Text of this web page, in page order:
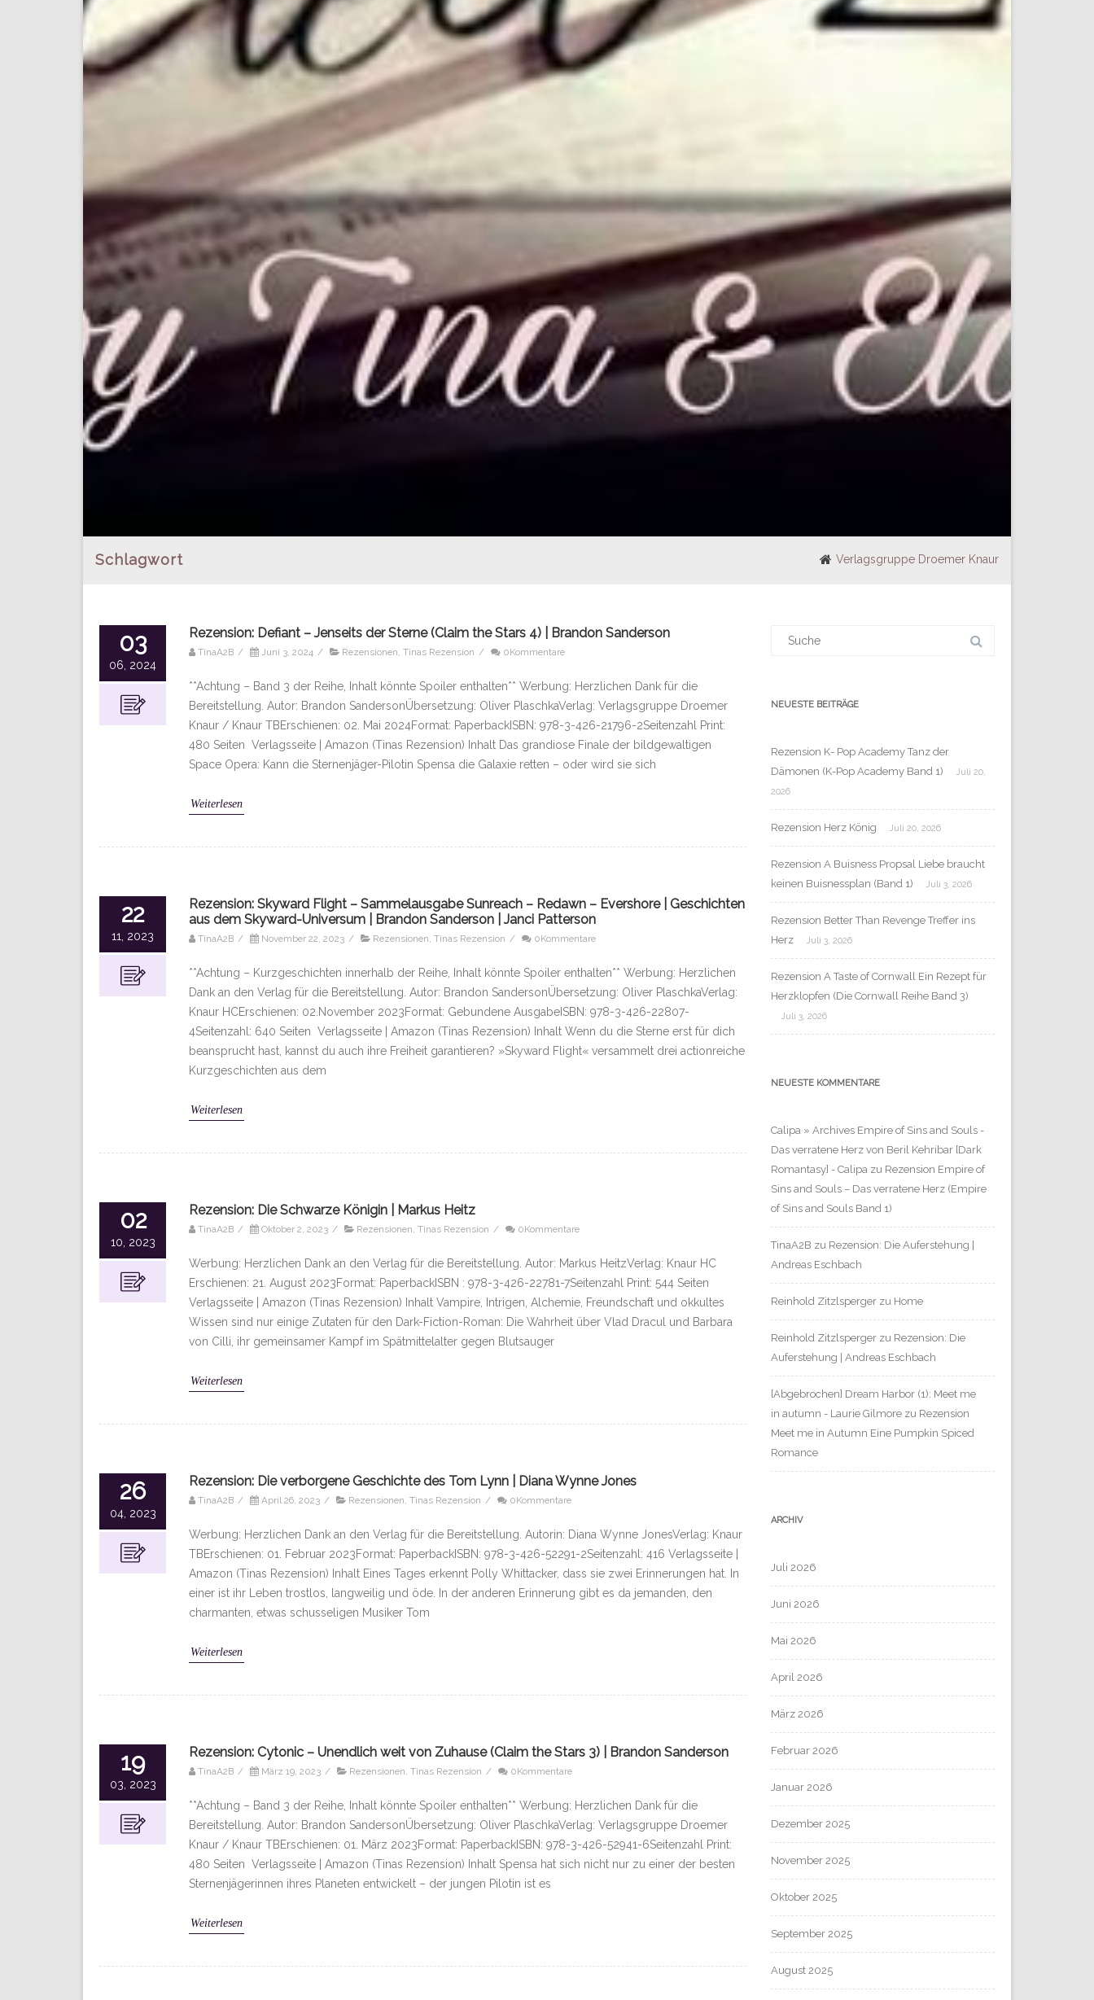
Schlagwort Verlagsgruppe Droemer Knaur
03
06, 2024
Rezension: Defiant – Jenseits der Sterne (Claim the Stars 4) | Brandon Sanderson
TinaA2B / Juni 3, 2024 / Rezensionen, Tinas Rezension / 0Kommentare
**Achtung – Band 3 der Reihe, Inhalt könnte Spoiler enthalten** Werbung: Herzlichen Dank für die
Bereitstellung. Autor: Brandon SandersonÜbersetzung: Oliver PlaschkaVerlag: Verlagsgruppe Droemer
Knaur / Knaur TBErschienen: 02. Mai 2024Format: PaperbackISBN: 978-3-426-21796-2Seitenzahl Print:
480 Seiten Verlagsseite | Amazon (Tinas Rezension) Inhalt Das grandiose Finale der bildgewaltigen
Space Opera: Kann die Sternenjäger-Pilotin Spensa die Galaxie retten – oder wird sie sich
Weiterlesen
22
11, 2023
Rezension: Skyward Flight – Sammelausgabe Sunreach – Redawn – Evershore | Geschichten
aus dem Skyward-Universum | Brandon Sanderson | Janci Patterson
TinaA2B / November 22, 2023 / Rezensionen, Tinas Rezension / 0Kommentare
**Achtung – Kurzgeschichten innerhalb der Reihe, Inhalt könnte Spoiler enthalten** Werbung: Herzlichen
Dank an den Verlag für die Bereitstellung. Autor: Brandon SandersonÜbersetzung: Oliver PlaschkaVerlag:
Knaur HCErschienen: 02.November 2023Format: Gebundene AusgabeISBN: 978-3-426-22807-
4Seitenzahl: 640 Seiten Verlagsseite | Amazon (Tinas Rezension) Inhalt Wenn du die Sterne erst für dich
beansprucht hast, kannst du auch ihre Freiheit garantieren? »Skyward Flight« versammelt drei actionreiche
Kurzgeschichten aus dem
Weiterlesen
02
10, 2023
Rezension: Die Schwarze Königin | Markus Heitz
TinaA2B / Oktober 2, 2023 / Rezensionen, Tinas Rezension / 0Kommentare
Werbung: Herzlichen Dank an den Verlag für die Bereitstellung. Autor: Markus HeitzVerlag: Knaur HC
Erschienen: 21. August 2023Format: PaperbackISBN : 978-3-426-22781-7Seitenzahl Print: 544 Seiten
Verlagsseite | Amazon (Tinas Rezension) Inhalt Vampire, Intrigen, Alchemie, Freundschaft und okkultes
Wissen sind nur einige Zutaten für den Dark-Fiction-Roman: Die Wahrheit über Vlad Dracul und Barbara
von Cilli, ihr gemeinsamer Kampf im Spätmittelalter gegen Blutsauger
Weiterlesen
26
04, 2023
Rezension: Die verborgene Geschichte des Tom Lynn | Diana Wynne Jones
TinaA2B / April 26, 2023 / Rezensionen, Tinas Rezension / 0Kommentare
Werbung: Herzlichen Dank an den Verlag für die Bereitstellung. Autorin: Diana Wynne JonesVerlag: Knaur
TBErschienen: 01. Februar 2023Format: PaperbackISBN: 978-3-426-52291-2Seitenzahl: 416 Verlagsseite |
Amazon (Tinas Rezension) Inhalt Eines Tages erkennt Polly Whittacker, dass sie zwei Erinnerungen hat. In
einer ist ihr Leben trostlos, langweilig und öde. In der anderen Erinnerung gibt es da jemanden, den
charmanten, etwas schusseligen Musiker Tom
Weiterlesen
19
03, 2023
Rezension: Cytonic – Unendlich weit von Zuhause (Claim the Stars 3) | Brandon Sanderson
TinaA2B / März 19, 2023 / Rezensionen, Tinas Rezension / 0Kommentare
**Achtung – Band 3 der Reihe, Inhalt könnte Spoiler enthalten** Werbung: Herzlichen Dank für die
Bereitstellung. Autor: Brandon SandersonÜbersetzung: Oliver PlaschkaVerlag: Verlagsgruppe Droemer
Knaur / Knaur TBErschienen: 01. März 2023Format: PaperbackISBN: 978-3-426-52941-6Seitenzahl Print:
480 Seiten Verlagsseite | Amazon (Tinas Rezension) Inhalt Spensa hat sich nicht nur zu einer der besten
Sternenjägerinnen ihres Planeten entwickelt – der jungen Pilotin ist es
Weiterlesen
NEUESTE BEITRÄGE
Rezension K- Pop Academy Tanz der
Dämonen (K-Pop Academy Band 1)
Juli 20,
2026
Rezension Herz König Juli 20, 2026
Rezension A Buisness Propsal Liebe braucht
keinen Buisnessplan (Band 1)
Juli 3, 2026
Rezension Better Than Revenge Treffer ins
Herz
Juli 3, 2026
Rezension A Taste of Cornwall Ein Rezept für
Herzklopfen (Die Cornwall Reihe Band 3)
Juli 3, 2026
NEUESTE KOMMENTARE
Calipa » Archives Empire of Sins and Souls -
Das verratene Herz von Beril Kehribar [Dark
Romantasy] - Calipa zu Rezension Empire of
Sins and Souls – Das verratene Herz (Empire
of Sins and Souls Band 1)
TinaA2B zu Rezension: Die Auferstehung |
Andreas Eschbach
Reinhold Zitzlsperger zu Home
Reinhold Zitzlsperger zu Rezension: Die
Auferstehung | Andreas Eschbach
[Abgebrochen] Dream Harbor (1): Meet me
in autumn - Laurie Gilmore zu Rezension
Meet me in Autumn Eine Pumpkin Spiced
Romance
ARCHIV
Juli 2026
Juni 2026
Mai 2026
April 2026
März 2026
Februar 2026
Januar 2026
Dezember 2025
November 2025
Oktober 2025
September 2025
August 2025